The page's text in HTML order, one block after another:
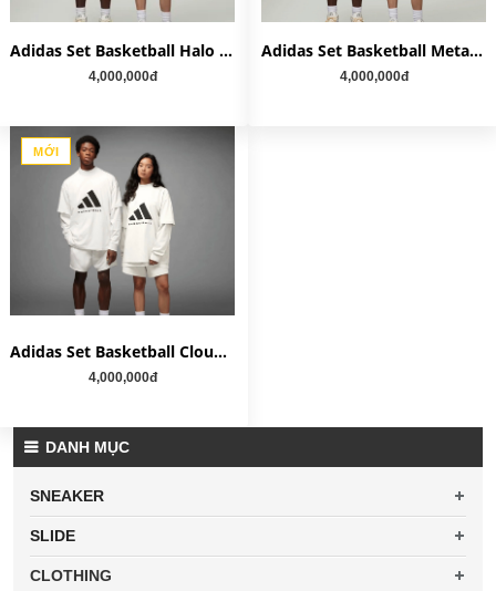
Adidas Set Basketball Halo Green (Tee và Short)
4,000,000đ
Adidas Set Basketball Metal Grey (Tee và Short)
4,000,000đ
MỚI
Adidas Set Basketball Cloud White (Tee và Short)
4,000,000đ
DANH MỤC
SNEAKER
SLIDE
CLOTHING